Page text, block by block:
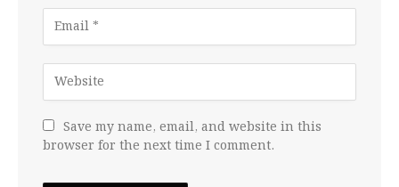
Save my name, email, and website in this
browser for the next time I comment.